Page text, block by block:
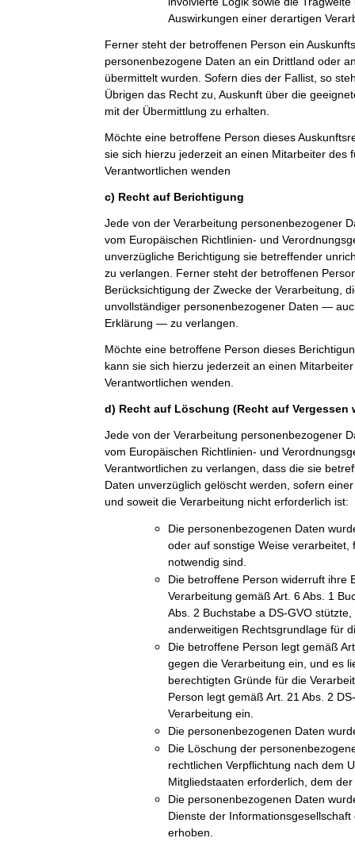
Auswirkungen einer derartigen
Ferner steht der betroffenen Person ein
personenbezogene Daten an ein Drittland oder
übermittelt wurden. Sofern dies der Fallist, so
Übrigen das Recht zu, Auskunft über die
mit der Übermittlung zu erhalten.
Möchte eine betroffene Person dieses
sie sich hierzu jederzeit an einen Mitarbeiter des
Verantwortlichen wenden
c) Recht auf Berichtigung
Jede von der Verarbeitung personenbezogener
vom Europäischen Richtlinien- und
unverzügliche Berichtigung sie betreffender
zu verlangen. Ferner steht der betroffenen
Berücksichtigung der Zwecke der Verarbeitung,
unvollständiger personenbezogener Daten —
Erklärung — zu verlangen.
Möchte eine betroffene Person dieses
kann sie sich hierzu jederzeit an einen
Verantwortlichen wenden.
d) Recht auf Löschung (Recht auf Vergessen
Jede von der Verarbeitung personenbezogener
vom Europäischen Richtlinien- und
Verantwortlichen zu verlangen, dass die sie
Daten unverzüglich gelöscht werden, sofern
und soweit die Verarbeitung nicht erforderlich ist:
Die personenbezogenen Daten
oder auf sonstige Weise verarbeitet,
notwendig sind.
Die betroffene Person widerruft ihre
Verarbeitung gemäß Art. 6 Abs. 1
Abs. 2 Buchstabe a DS-GVO
anderweitigen Rechtsgrundlage für
Die betroffene Person legt gemäß
gegen die Verarbeitung ein, und es
berechtigten Gründe für die
Person legt gemäß Art. 21 Abs. 2
Verarbeitung ein.
Die personenbezogenen Daten
Die Löschung der
rechtlichen Verpflichtung nach dem
Mitgliedstaaten erforderlich, dem
Die personenbezogenen Daten
Dienste der
erhoben.